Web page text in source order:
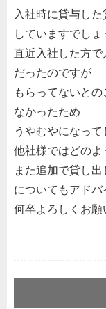
入社時に貸与し
していますでしょ
直近入社した方
だったのですが
もらってないと
なかったため
うやむやになって
他社様ではどのよ
また追加で貸し
についてもアドバ
何卒よろしくお願